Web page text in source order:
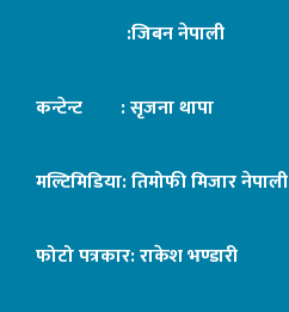
:जिबन नेपाली
कन्टेन्ट : सृजना थापा
मल्टिमिडिया: तिमोफी मिजार नेपाली
फोटो पत्रकार: राकेश भण्डारी